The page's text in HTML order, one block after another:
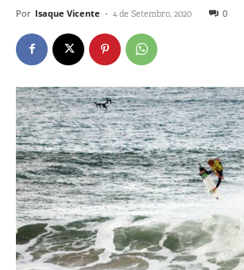
Por Isaque Vicente - 4 de Setembro, 2020 0